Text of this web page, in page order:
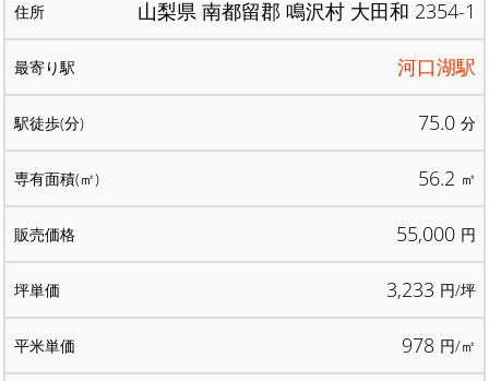
山梨県 南都留郡 鳴沢村 大田和 2354-1
河口湖駅
75.0 分
56.2 ㎡
55,000 円
3,233 円/坪
978 円/㎡